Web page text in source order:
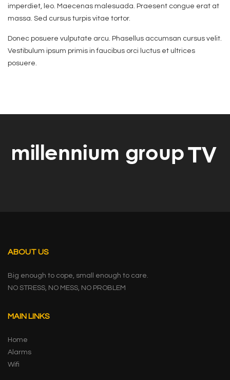
imperdiet, leo. Maecenas malesuada. Praesent congue erat at
massa. Sed cursus turpis vitae tortor.
Donec posuere vulputate arcu. Phasellus accumsan cursus velit.
Vestibulum ipsum primis in faucibus orci luctus et ultrices
posuere.
ABOUT US
Big enough to cope, small enough to care.
NO STRESS, NO MESS, NO PROBLEM
MAIN LINKS
Home
Alarms
Wifi